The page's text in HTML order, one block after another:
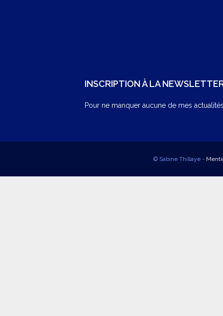
INSCRIPTION À LA
Pour ne manquer aucune de mes
© Sabine Thillaye -